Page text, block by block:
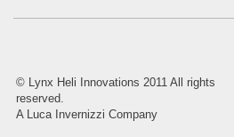
8045.00000000 Pietro 16
Supporto piega 4 Ossidato nero
naturale . Prezzo da confermare
© Lynx Heli Innovations 2011 All rights
reserved.
A Luca Invernizzi Company